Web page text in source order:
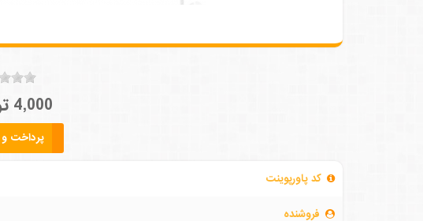
4,000 تومان
پرداخت و
کد پاورپوینت
فروشنده